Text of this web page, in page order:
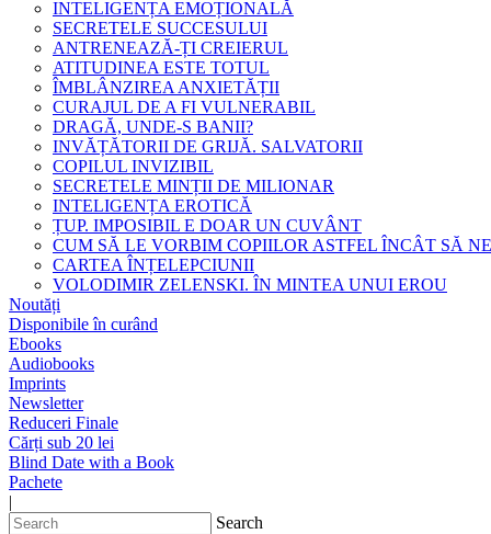
INTELIGENȚA EMOȚIONALĂ
SECRETELE SUCCESULUI
ANTRENEAZĂ-ȚI CREIERUL
ATITUDINEA ESTE TOTUL
ÎMBLÂNZIREA ANXIETĂȚII
CURAJUL DE A FI VULNERABIL
DRAGĂ, UNDE-S BANII?
INVĂȚĂTORII DE GRIJĂ. SALVATORII
COPILUL INVIZIBIL
SECRETELE MINȚII DE MILIONAR
INTELIGENȚA EROTICĂ
ȚUP. IMPOSIBIL E DOAR UN CUVÂNT
CUM SĂ LE VORBIM COPIILOR ASTFEL ÎNCÂT SĂ
CARTEA ÎNȚELEPCIUNII
VOLODIMIR ZELENSKI. ÎN MINTEA UNUI EROU
Noutăți
Disponibile în curând
Ebooks
Audiobooks
Imprints
Newsletter
Reduceri Finale
Cărți sub 20 lei
Blind Date with a Book
Pachete
|
Search